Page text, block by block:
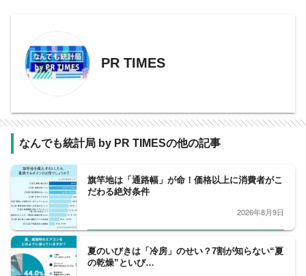
PR TIMES
なんでも統計局 by PR TIMESの他の記事
旗竿地は「通路幅」が命！価格以上に消費者がこ
だわる絶対条件
2026年8月9日
夏のいびきは「冷房」のせい？7割が知らない“夏
の乾燥”といび…